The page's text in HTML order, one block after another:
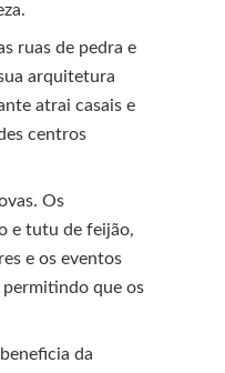
ruas de pedra e
arquitetura
atrai casais e
centros
Os
e tutu de feijão,
e os eventos
que os
da